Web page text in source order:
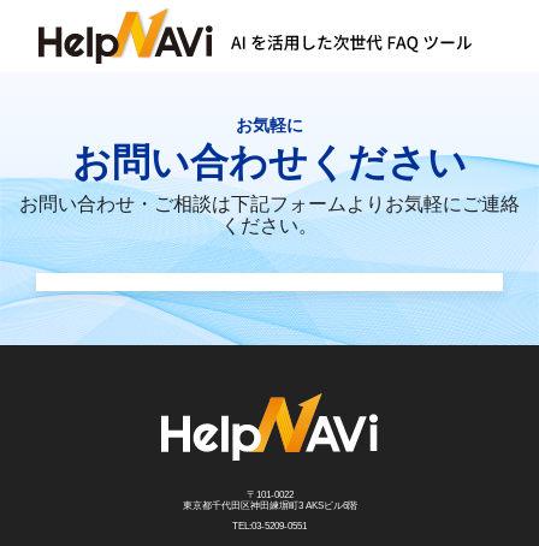
お気軽に
お問い合わせください
お問い合わせ・ご相談は下記フォームよりお気軽にご連絡
ください。
〒101-0022
東京都千代田区神田練塀町3 AKSビル6階
TEL:03-5209-0551